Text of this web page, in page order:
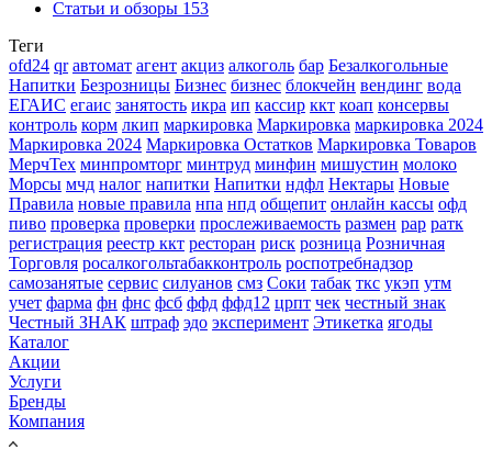
Статьи и обзоры 153
Теги
ofd24 qr автомат агент акциз алкоголь бар Безалкогольные
Напитки Безрозницы Бизнес бизнес блокчейн вендинг вода
ЕГАИС егаис занятость икра ип кассир ккт коап консервы
контроль корм лкип маркировка Маркировка маркировка 2024
Маркировка 2024 Маркировка Остатков Маркировка Товаров
МерчТех минпромторг минтруд минфин мишустин молоко
Морсы мчд налог напитки Напитки ндфл Нектары Новые
Правила новые правила нпа нпд общепит онлайн кассы офд
пиво проверка проверки прослеживаемость размен рар ратк
регистрация реестр ккт ресторан риск розница Розничная
Торговля росалкогольтабакконтроль роспотребнадзор
самозанятые сервис силуанов смз Соки табак ткс укэп утм
учет фарма фн фнс фсб ффд ффд12 црпт чек честный знак
Честный ЗНАК штраф эдо эксперимент Этикетка ягоды
Каталог
Акции
Услуги
Бренды
Компания